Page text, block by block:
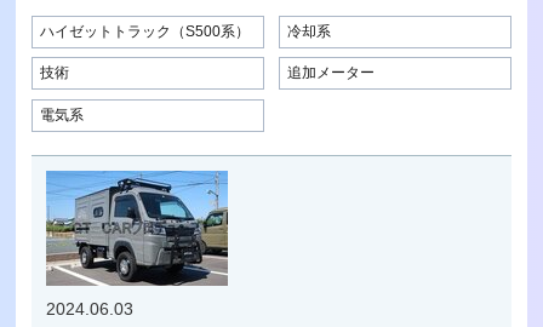
ハイゼットトラック（S500系） 冷却系
技術 追加メーター
電気系
2024.06.03